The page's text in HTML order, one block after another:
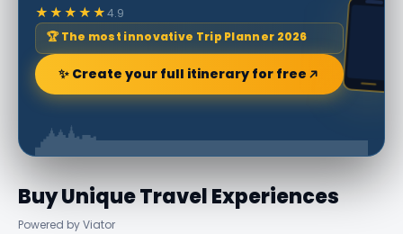
★★★★★4.9
🏆 The most innovative Trip Planner 2026
✨ Create your full itinerary for free
Buy Unique Travel Experiences
Powered by Viator